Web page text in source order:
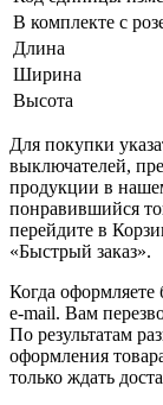
В комплекте с
Длина
Ширина
Высота
Для покупки
выключателей,
продукции в
понравившийся
перейдите в
«Быстрый заказ».
Когда
e-mail. Вам
По результатам
оформления
только ждать